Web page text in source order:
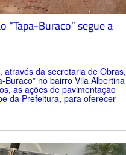
“Tapa-Buraco” segue a
através da secretaria de Obras,
no bairro Vila Albertina
as ações de pavimentação
da Prefeitura, para oferecer